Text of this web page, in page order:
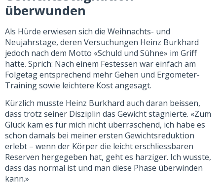
überwunden
Als Hürde erwiesen sich die Weihnachts- und
Neujahrstage, deren Versuchungen Heinz Burkhard
jedoch nach dem Motto «Schuld und Sühne» im Griff
hatte. Sprich: Nach einem Festessen war einfach am
Folgetag entsprechend mehr Gehen und Ergometer-
Training sowie leichtere Kost angesagt.
Kürzlich musste Heinz Burkhard auch daran beissen,
dass trotz seiner Disziplin das Gewicht stagnierte. «Zum
Glück kam es für mich nicht überraschend, ich habe es
schon damals bei meiner ersten Gewichtsreduktion
erlebt – wenn der Körper die leicht erschliessbaren
Reserven hergegeben hat, geht es harziger. Ich wusste,
dass das normal ist und man diese Phase überwinden
kann.»